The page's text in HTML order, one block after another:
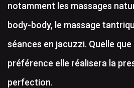
notamment les massages
body-body, le massage
séances en jacuzzi. Quelle
préférence elle réalisera la
perfection.